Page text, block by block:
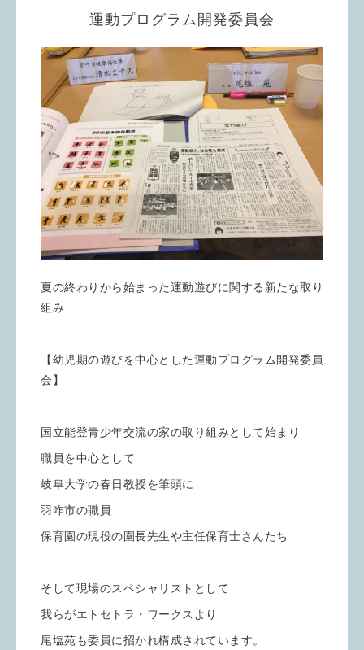
運動プログラム開発委員会
夏の終わりから始まった運動遊びに関する新たな取り
組み
【幼児期の遊びを中心とした運動プログラム開発委員
会】
国立能登青少年交流の家の取り組みとして始まり
職員を中心として
岐阜大学の春日教授を筆頭に
羽咋市の職員
保育園の現役の園長先生や主任保育士さんたち
そして現場のスペシャリストとして
我らがエトセトラ・ワークスより
尾塩苑も委員に招かれ構成されています。